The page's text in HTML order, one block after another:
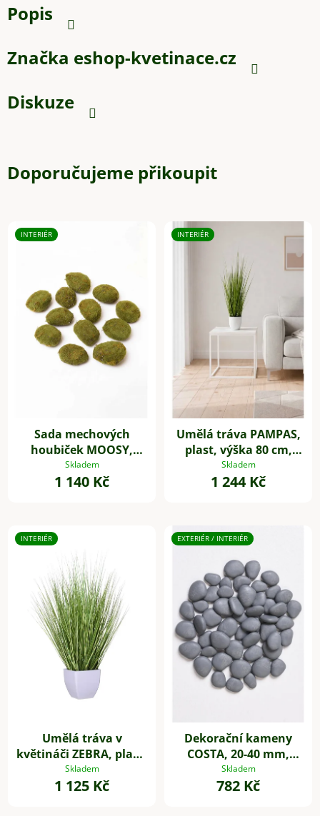
Popis
Značka eshop-kvetinace.cz
Diskuze
Doporučujeme přikoupit
INTERIÉR
Sada mechových
houbiček MOOSY,
plast, zelená
Skladem
1 140 Kč
INTERIÉR
Umělá tráva PAMPAS,
plast, výška 80 cm,
zelená
Skladem
1 244 Kč
INTERIÉR
Umělá tráva v
květináči ZEBRA, plast,
výška 60 cm, zelená
Skladem
1 125 Kč
EXTERIÉR / INTERIÉR
Dekorační kameny
COSTA, 20-40 mm,
plast, šedá
Skladem
782 Kč